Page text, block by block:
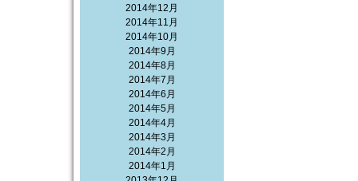
2014年12月
2014年11月
2014年10月
2014年9月
2014年8月
2014年7月
2014年6月
2014年5月
2014年4月
2014年3月
2014年2月
2014年1月